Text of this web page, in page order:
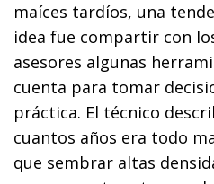
maíces tardíos, una
idea fue compartir con
asesores algunas
cuenta para tomar
práctica. El técnico
cuantos años era todo
que sembrar altas